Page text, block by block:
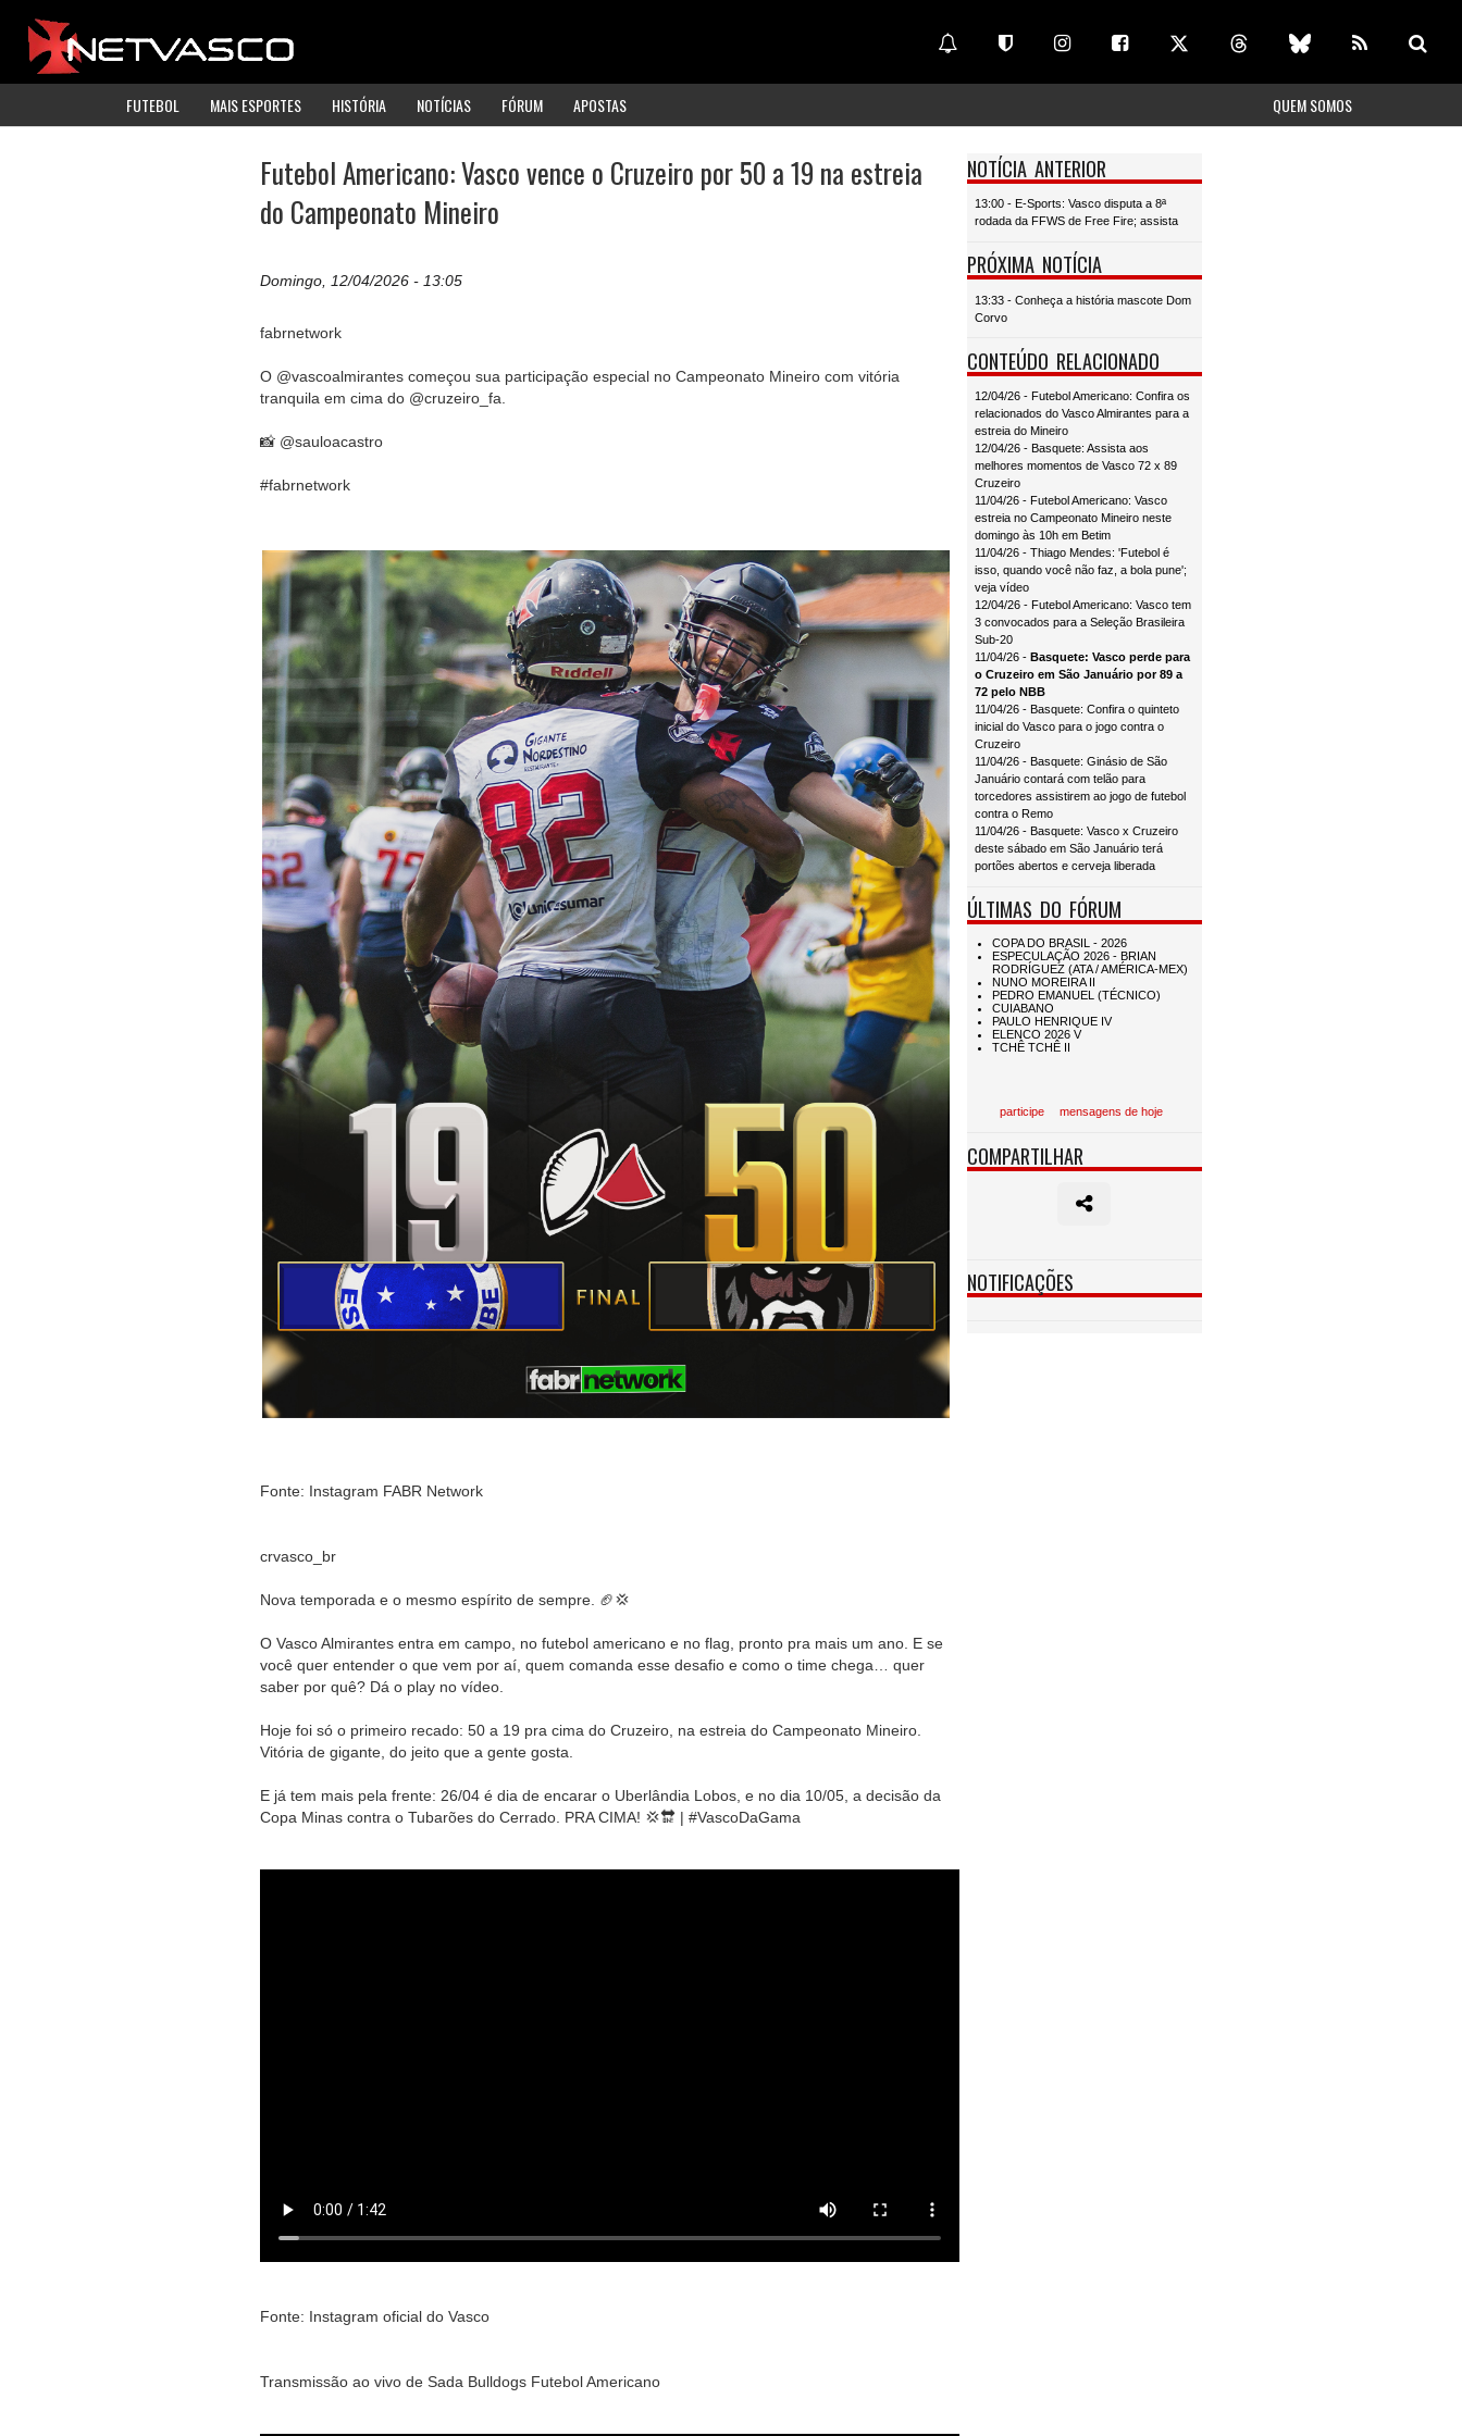
FUTEBOL MAIS ESPORTES HISTÓRIA NOTÍCIAS FÓRUM APOSTAS QUEM SOMOS
Futebol Americano: Vasco vence o Cruzeiro por 50 a 19 na estreia
do Campeonato Mineiro
Domingo, 12/04/2026 - 13:05
fabrnetwork
O @vascoalmirantes começou sua participação especial no Campeonato Mineiro com vitória
tranquila em cima do @cruzeiro_fa.
📸 @sauloacastro
#fabrnetwork
Fonte: Instagram FABR Network
crvasco_br
Nova temporada e o mesmo espírito de sempre. 🏈💢
O Vasco Almirantes entra em campo, no futebol americano e no flag, pronto pra mais um ano. E se
você quer entender o que vem por aí, quem comanda esse desafio e como o time chega… quer
saber por quê? Dá o play no vídeo.
Hoje foi só o primeiro recado: 50 a 19 pra cima do Cruzeiro, na estreia do Campeonato Mineiro.
Vitória de gigante, do jeito que a gente gosta.
E já tem mais pela frente: 26/04 é dia de encarar o Uberlândia Lobos, e no dia 10/05, a decisão da
Copa Minas contra o Tubarões do Cerrado. PRA CIMA! 💢🔛 | #VascoDaGama
Fonte: Instagram oficial do Vasco
Transmissão ao vivo de Sada Bulldogs Futebol Americano
NOTÍCIA ANTERIOR
13:00 - E-Sports: Vasco disputa a 8ª
rodada da FFWS de Free Fire; assista
PRÓXIMA NOTÍCIA
13:33 - Conheça a história mascote Dom
Corvo
CONTEÚDO RELACIONADO
12/04/26 - Futebol Americano: Confira os
relacionados do Vasco Almirantes para a
estreia do Mineiro
12/04/26 - Basquete: Assista aos
melhores momentos de Vasco 72 x 89
Cruzeiro
11/04/26 - Futebol Americano: Vasco
estreia no Campeonato Mineiro neste
domingo às 10h em Betim
11/04/26 - Thiago Mendes: 'Futebol é
isso, quando você não faz, a bola pune';
veja vídeo
12/04/26 - Futebol Americano: Vasco tem
3 convocados para a Seleção Brasileira
Sub-20
11/04/26 - Basquete: Vasco perde para
o Cruzeiro em São Januário por 89 a
72 pelo NBB
11/04/26 - Basquete: Confira o quinteto
inicial do Vasco para o jogo contra o
Cruzeiro
11/04/26 - Basquete: Ginásio de São
Januário contará com telão para
torcedores assistirem ao jogo de futebol
contra o Remo
11/04/26 - Basquete: Vasco x Cruzeiro
deste sábado em São Januário terá
portões abertos e cerveja liberada
ÚLTIMAS DO FÓRUM
participe mensagens de hoje
COMPARTILHAR
NOTIFICAÇÕES